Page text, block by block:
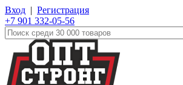
Вход | Регистрация
+7 901 332-05-56